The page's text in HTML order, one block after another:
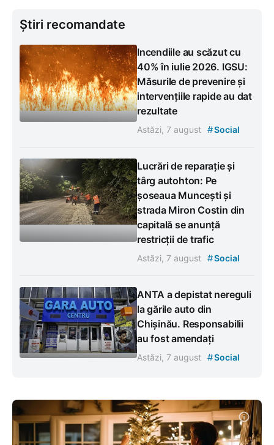
Știri recomandate
Incendiile au scăzut cu
40% în iulie 2026. IGSU:
Măsurile de prevenire și
intervențiile rapide au dat
rezultate
Astăzi, 7 august #Social
Lucrări de reparație și
târg autohton: Pe
șoseaua Muncești și
strada Miron Costin din
capitală se anunță
restricții de trafic
Astăzi, 7 august #Social
ANTA a depistat nereguli
la gările auto din
Chișinău. Responsabilii
au fost amendați
Astăzi, 7 august #Social